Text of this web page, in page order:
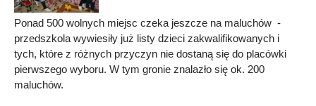
Ponad 500 wolnych miejsc czeka jeszcze na maluchów -
przedszkola wywiesiły już listy dzieci zakwalifikowanych i
tych, które z różnych przyczyn nie dostaną się do placówki
pierwszego wyboru. W tym gronie znalazło się ok. 200
maluchów.